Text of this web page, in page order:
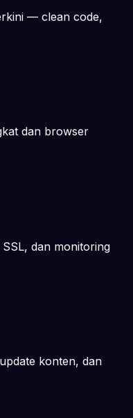
— clean code,
dan browser
dan monitoring
konten, dan